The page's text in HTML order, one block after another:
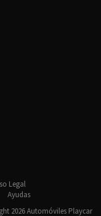
Legal
Ayudas
2026 Automóviles Playcar